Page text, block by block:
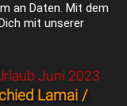
an Daten. Mit dem
mit unserer
Juni 2023
Lamai /